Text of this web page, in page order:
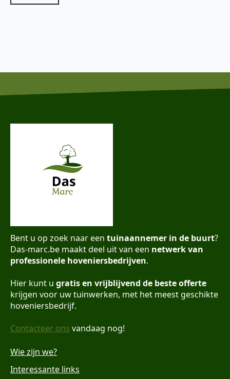
Bent u op zoek naar een tuinaannemer in de buurt?
Das-marc.be maakt deel uit van een netwerk van
professionele hoveniersbedrijven.
Hier kunt u gratis en vrijblijvend de beste offerte
krijgen voor uw tuinwerken, met het meest geschikte
hoveniersbedrijf.
Contacteer ons vandaag nog!
Wie zijn we?
Interessante links